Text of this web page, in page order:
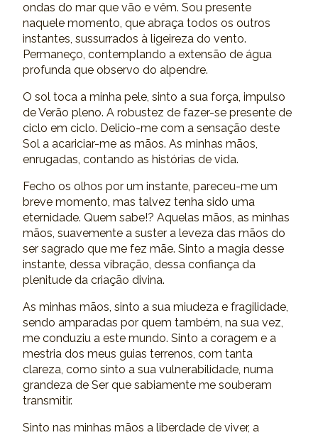
ondas do mar que vão e vêm. Sou presente
naquele momento, que abraça todos os outros
instantes, sussurrados à ligeireza do vento.
Permaneço, contemplando a extensão de água
profunda que observo do alpendre.
O sol toca a minha pele, sinto a sua força, impulso
de Verão pleno. A robustez de fazer-se presente de
ciclo em ciclo. Delicio-me com a sensação deste
Sol a acariciar-me as mãos. As minhas mãos,
enrugadas, contando as histórias de vida.
Fecho os olhos por um instante, pareceu-me um
breve momento, mas talvez tenha sido uma
eternidade. Quem sabe!? Aquelas mãos, as minhas
mãos, suavemente a suster a leveza das mãos do
ser sagrado que me fez mãe. Sinto a magia desse
instante, dessa vibração, dessa confiança da
plenitude da criação divina.
As minhas mãos, sinto a sua miudeza e fragilidade,
sendo amparadas por quem também, na sua vez,
me conduziu a este mundo. Sinto a coragem e a
mestria dos meus guias terrenos, com tanta
clareza, como sinto a sua vulnerabilidade, numa
grandeza de Ser que sabiamente me souberam
transmitir.
Sinto nas minhas mãos a liberdade de viver, a